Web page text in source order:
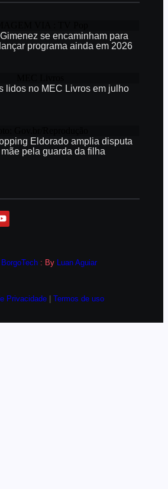
se encaminham para
programa ainda em 2026
lidos no MEC Livros em julho
Eldorado amplia disputa
pela guarda da filha
BorgoTech : By Luan Aguiar
Privacidade | Termos de uso